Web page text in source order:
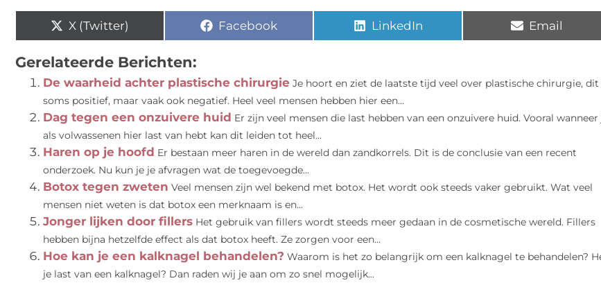
X (Twitter) Facebook LinkedIn Email
Gerelateerde Berichten:
De waarheid achter plastische chirurgie Je hoort en ziet de laatste tijd veel over plastische chirurgie, dit
soms positief, maar vaak ook negatief. Heel veel mensen hebben hier een...
Dag tegen een onzuivere huid Er zijn veel mensen die last hebben van een onzuivere huid. Vooral wanneer
als volwassenen hier last van hebt kan dit leiden tot heel...
Haren op je hoofd Er bestaan meer haren in de wereld dan zandkorrels. Dit is de conclusie van een recent
onderzoek. Nu kun je je afvragen wat de toegevoegde...
Botox tegen zweten Veel mensen zijn wel bekend met botox. Het wordt ook steeds vaker gebruikt. Wat veel
mensen niet weten is dat botox een merknaam is en...
Jonger lijken door fillers Het gebruik van fillers wordt steeds meer gedaan in de cosmetische wereld. Fillers
hebben bijna hetzelfde effect als dat botox heeft. Ze zorgen voor een...
Hoe kan je een kalknagel behandelen? Waarom is het zo belangrijk om een kalknagel te behandelen?
je last van een kalknagel? Dan raden wij je aan om zo snel mogelijk...